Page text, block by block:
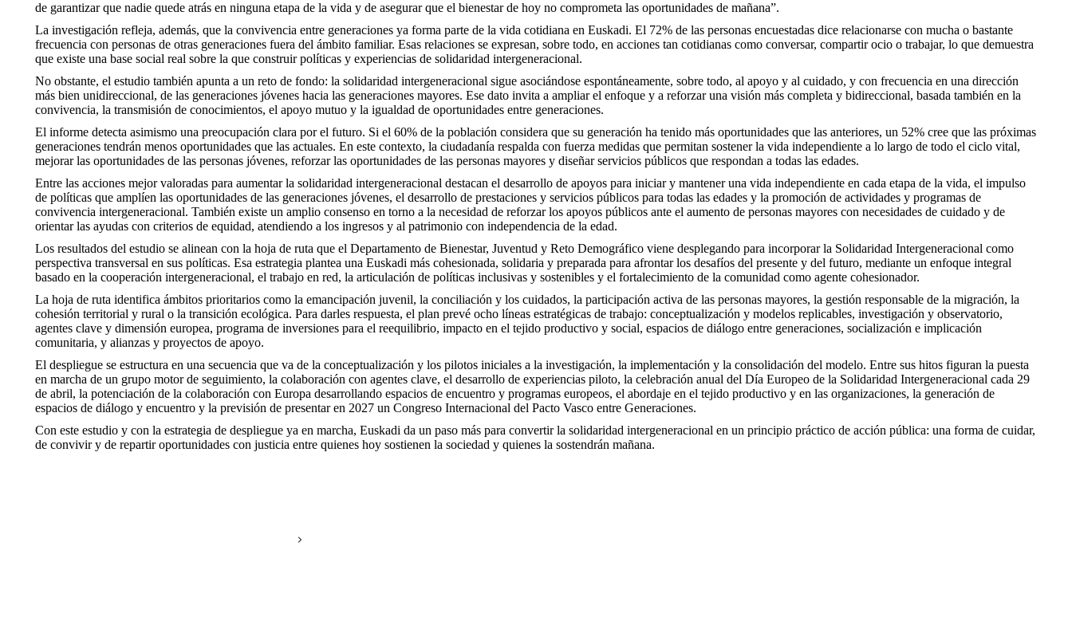
de garantizar que nadie quede atrás en ninguna etapa de la vida y de asegurar que el bienestar de hoy no comprometa las oportunidades de mañana”.
La investigación refleja, además, que la convivencia entre generaciones ya forma parte de la vida cotidiana en Euskadi. El 72% de las personas encuestadas dice relacionarse con mucha o bastante
frecuencia con personas de otras generaciones fuera del ámbito familiar. Esas relaciones se expresan, sobre todo, en acciones tan cotidianas como conversar, compartir ocio o trabajar, lo que demuestra
que existe una base social real sobre la que construir políticas y experiencias de solidaridad intergeneracional.
No obstante, el estudio también apunta a un reto de fondo: la solidaridad intergeneracional sigue asociándose espontáneamente, sobre todo, al apoyo y al cuidado, y con frecuencia en una dirección
más bien unidireccional, de las generaciones jóvenes hacia las generaciones mayores. Ese dato invita a ampliar el enfoque y a reforzar una visión más completa y bidireccional, basada también en la
convivencia, la transmisión de conocimientos, el apoyo mutuo y la igualdad de oportunidades entre generaciones.
El informe detecta asimismo una preocupación clara por el futuro. Si el 60% de la población considera que su generación ha tenido más oportunidades que las anteriores, un 52% cree que las próximas
generaciones tendrán menos oportunidades que las actuales. En este contexto, la ciudadanía respalda con fuerza medidas que permitan sostener la vida independiente a lo largo de todo el ciclo vital,
mejorar las oportunidades de las personas jóvenes, reforzar las oportunidades de las personas mayores y diseñar servicios públicos que respondan a todas las edades.
Entre las acciones mejor valoradas para aumentar la solidaridad intergeneracional destacan el desarrollo de apoyos para iniciar y mantener una vida independiente en cada etapa de la vida, el impulso
de políticas que amplíen las oportunidades de las generaciones jóvenes, el desarrollo de prestaciones y servicios públicos para todas las edades y la promoción de actividades y programas de
convivencia intergeneracional. También existe un amplio consenso en torno a la necesidad de reforzar los apoyos públicos ante el aumento de personas mayores con necesidades de cuidado y de
orientar las ayudas con criterios de equidad, atendiendo a los ingresos y al patrimonio con independencia de la edad.
Los resultados del estudio se alinean con la hoja de ruta que el Departamento de Bienestar, Juventud y Reto Demográfico viene desplegando para incorporar la Solidaridad Intergeneracional como
perspectiva transversal en sus políticas. Esa estrategia plantea una Euskadi más cohesionada, solidaria y preparada para afrontar los desafíos del presente y del futuro, mediante un enfoque integral
basado en la cooperación intergeneracional, el trabajo en red, la articulación de políticas inclusivas y sostenibles y el fortalecimiento de la comunidad como agente cohesionador.
La hoja de ruta identifica ámbitos prioritarios como la emancipación juvenil, la conciliación y los cuidados, la participación activa de las personas mayores, la gestión responsable de la migración, la
cohesión territorial y rural o la transición ecológica. Para darles respuesta, el plan prevé ocho líneas estratégicas de trabajo: conceptualización y modelos replicables, investigación y observatorio,
agentes clave y dimensión europea, programa de inversiones para el reequilibrio, impacto en el tejido productivo y social, espacios de diálogo entre generaciones, socialización e implicación
comunitaria, y alianzas y proyectos de apoyo.
El despliegue se estructura en una secuencia que va de la conceptualización y los pilotos iniciales a la investigación, la implementación y la consolidación del modelo. Entre sus hitos figuran la puesta
en marcha de un grupo motor de seguimiento, la colaboración con agentes clave, el desarrollo de experiencias piloto, la celebración anual del Día Europeo de la Solidaridad Intergeneracional cada 29
de abril, la potenciación de la colaboración con Europa desarrollando espacios de encuentro y programas europeos, el abordaje en el tejido productivo y en las organizaciones, la generación de
espacios de diálogo y encuentro y la previsión de presentar en 2027 un Congreso Internacional del Pacto Vasco entre Generaciones.
Con este estudio y con la estrategia de despliegue ya en marcha, Euskadi da un paso más para convertir la solidaridad intergeneracional en un principio práctico de acción pública: una forma de cuidar,
de convivir y de repartir oportunidades con justicia entre quienes hoy sostienen la sociedad y quienes la sostendrán mañana.